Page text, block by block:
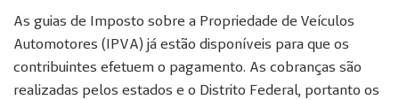
As guias de Imposto sobre a Propriedade de Veículos
Automotores (IPVA) já estão disponíveis para que os
contribuintes efetuem o pagamento. As cobranças são
realizadas pelos estados e o Distrito Federal, portanto os